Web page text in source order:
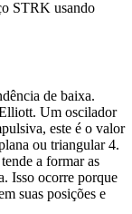
STRK usando
de baixa.
Um oscilador
este é o valor
ou triangular 4.
a formar as
Isso ocorre porque
suas posições e